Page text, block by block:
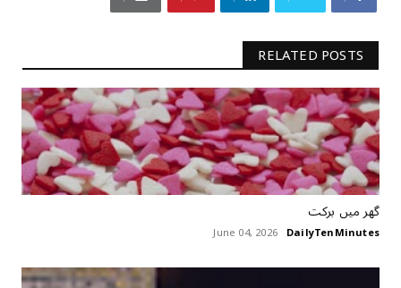
RELATED POSTS
گھر میں برکت
DailyTenMinutes
June 04, 2026